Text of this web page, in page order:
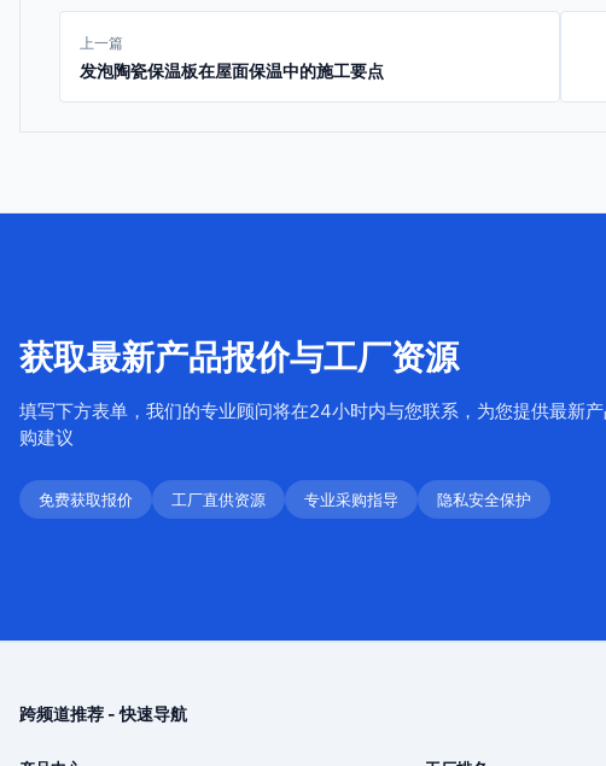
上一篇
发泡陶瓷保温板在屋面保温中的施工要点
获取最新产品报价与工厂资源
填写下方表单，我们的专业顾问将在24小时内与您联系，为您提供最新
购建议
免费获取报价 工厂直供资源 专业采购指导 隐私安全保护
跨频道推荐 - 快速导航